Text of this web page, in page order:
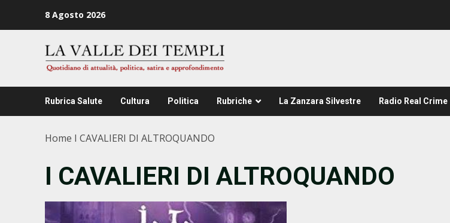
8 Agosto 2026
Rubrica Salute Cultura Politica Rubriche La Zanzara Silvestre Radio Real Crime
Home I CAVALIERI DI ALTROQUANDO
I CAVALIERI DI ALTROQUANDO